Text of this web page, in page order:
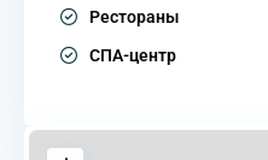
Рестораны
СПА-центр